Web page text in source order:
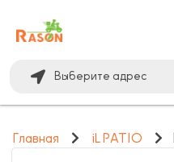
Выберите адрес
Главная iL PATIO